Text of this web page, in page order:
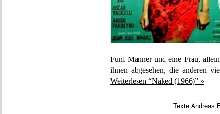
Fünf Männer und eine Frau,
ihnen abgesehen, die anderen
Weiterlesen “Naked (1966)” »
Texte,Andreas,